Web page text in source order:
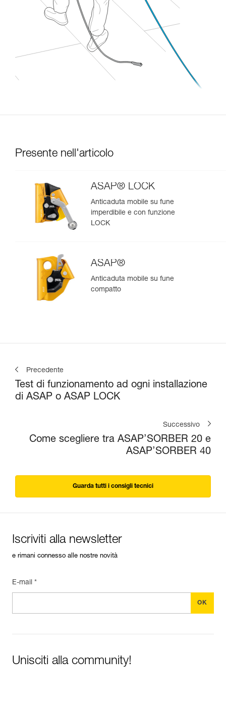
Presente nell'articolo
ASAP® LOCK
Anticaduta mobile su fune
imperdibile e con funzione
LOCK
ASAP®
Anticaduta mobile su fune
compatto
Precedente
Test di funzionamento ad ogni installazione
di ASAP o ASAP LOCK
Successivo
Come scegliere tra ASAP’SORBER 20 e
ASAP’SORBER 40
Guarda tutti i consigli tecnici
Iscriviti alla newsletter
e rimani connesso alle nostre novità
E-mail *
Unisciti alla community!